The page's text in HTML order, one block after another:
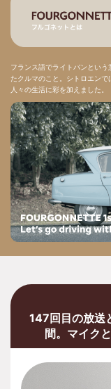
フランス語でライトバンとい
たクルマのこと。シトロエン
人々の生活に彩を加えました。
147回目の放送
間。マイク